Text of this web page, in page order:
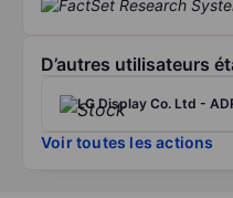
D’autres utilisateurs
LG Display Co. Ltd -
Voir toutes les actions